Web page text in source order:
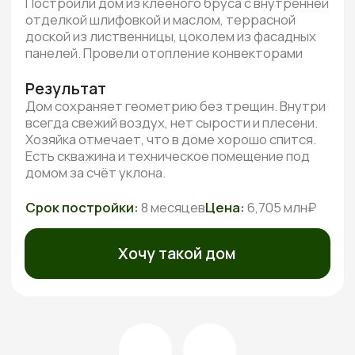
Реальные видео-отзывы
от наших клиентов
Всего
3 минуты